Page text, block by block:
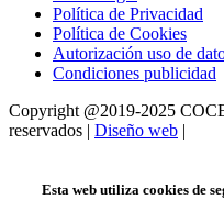
Política de Privacidad
Política de Cookies
Autorización uso de
Condiciones publicidad
Copyright @2019-2025
reservados | Diseño web |
Esta web utiliza cookies de